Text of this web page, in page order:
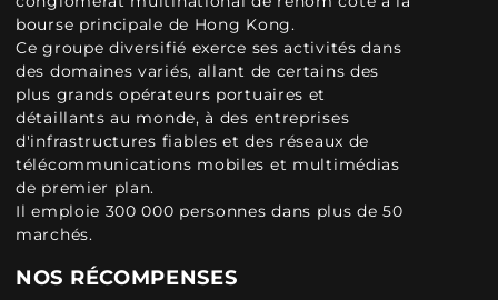
bourse principale de Hong Kong.
Ce groupe diversifié exerce ses activités dans
des domaines variés, allant de certains des
plus grands opérateurs portuaires et
détaillants au monde, à des entreprises
d'infrastructures fiables et des réseaux de
télécommunications mobiles et multimédias
de premier plan.
Il emploie 300 000 personnes dans plus de 50
marchés.
NOS RÉCOMPENSES